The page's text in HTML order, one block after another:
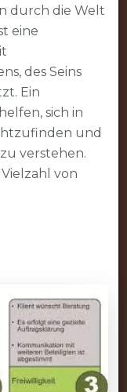
durch die Welt
eine
des Seins
Ein
sich in
und
verstehen.
von